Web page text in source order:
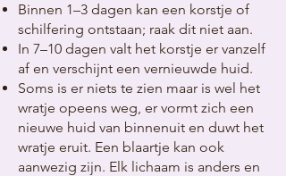
Binnen 1–3 dagen kan een korstje of
schilfering ontstaan; raak dit niet aan.
In 7–10 dagen valt het korstje er vanzelf
af en verschijnt een vernieuwde huid.
Soms is er niets te zien maar is wel het
wratje opeens weg, er vormt zich een
nieuwe huid van binnenuit en duwt het
wratje eruit. Een blaartje kan ook
aanwezig zijn. Elk lichaam is anders en